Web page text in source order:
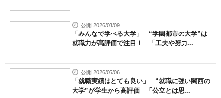
公開 2026/03/09
「みんなで学べる大学」 “学園都市の大学”は
就職力が高評価で注目！ 「工夫や努力...
公開 2026/05/06
「就職実績はとても良い」 “就職に強い関西の
大学”が学生から高評価 「公立とは思...